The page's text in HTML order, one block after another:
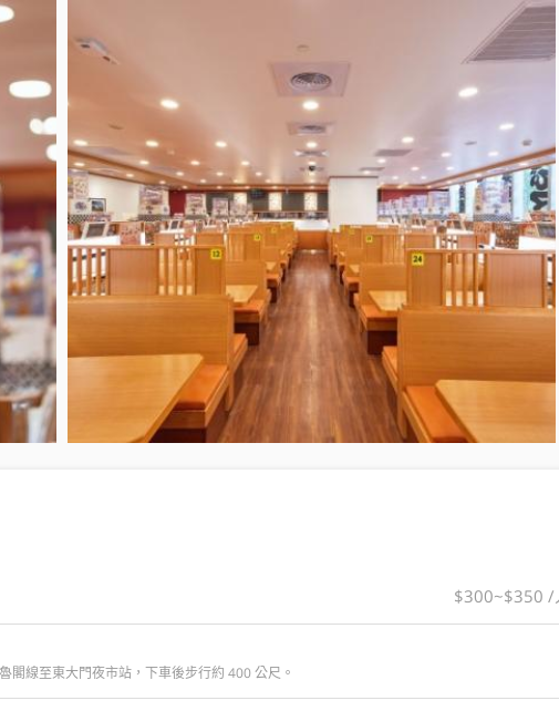
$300~$350 /
線至東大門夜市站，下車後步行約 400 公尺。